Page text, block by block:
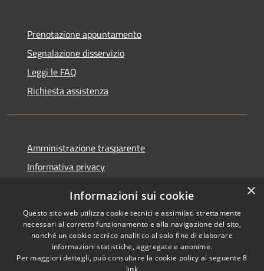
Prenotazione appuntamento
Segnalazione disservizio
Leggi le FAQ
Richiesta assistenza
Amministrazione trasparente
Informativa privacy
Dichiarazione di accessibilità
RSS
Copyright © 2026 • Comune di
×
Informazioni sui cookie
Questo sito web utilizza cookie tecnici e assimilati strettamente
necessari al corretto funzionamento e alla navigazione del sito,
nonché un cookie tecnico analitico al solo fine di elaborare
informazioni statistiche, aggregate e anonime.
Per maggiori dettagli, può consultare la cookie policy al seguente8
link